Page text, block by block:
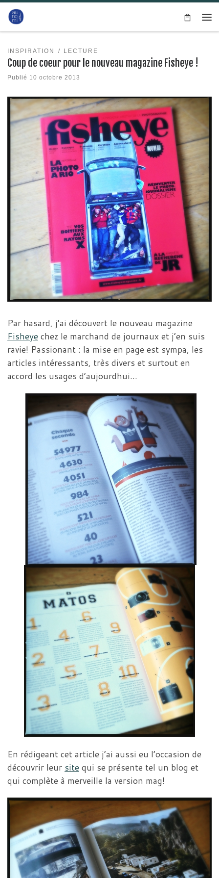
Passer au contenu
INSPIRATION LECTURE
Coup de coeur pour le nouveau magazine Fisheye !
Publié 10 octobre 2013
Par hasard, j’ai découvert le nouveau magazine
Fisheye chez le marchand de journaux et j’en suis
ravie! Passionant : la mise en page est sympa, les
articles intéressants, très divers et surtout en
accord les usages d’aujourdhui…
En rédigeant cet article j’ai aussi eu l’occasion de
découvrir leur site qui se présente tel un blog et
qui complète à merveille la version mag!